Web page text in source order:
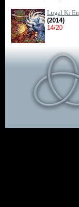
Lugal Ki En
(2014)
14/20